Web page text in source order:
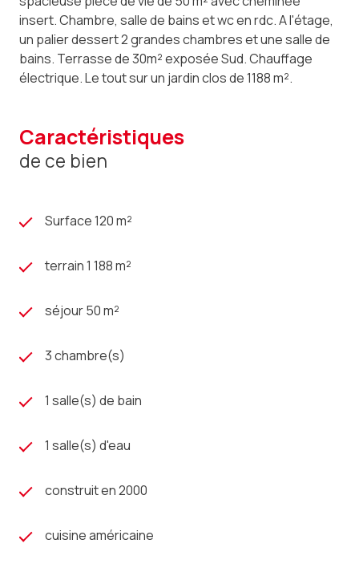
insert. Chambre, salle de bains et wc en rdc. A l'étage,
un palier dessert 2 grandes chambres et une salle de
bains. Terrasse de 30m² exposée Sud. Chauffage
électrique. Le tout sur un jardin clos de 1188 m².
caractéristiques
de ce bien
Surface 120 m²
terrain 1 188 m²
séjour 50 m²
3 chambre(s)
1 salle(s) de bain
1 salle(s) d'eau
construit en 2000
cuisine américaine